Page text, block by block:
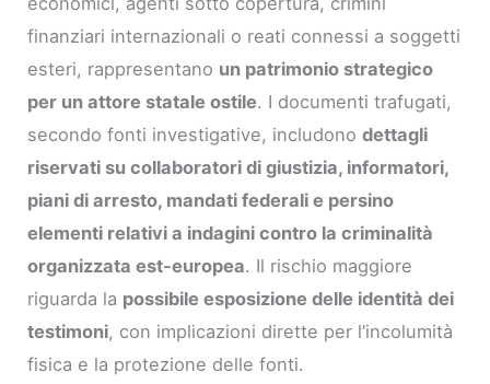
finanziari internazionali o reati connessi a soggetti
esteri, rappresentano un patrimonio strategico
per un attore statale ostile. I documenti trafugati,
secondo fonti investigative, includonodettagli
riservati su collaboratori di giustizia, informatori,
piani di arresto, mandati federali e persino
elementi relativi a indagini contro la criminalità
organizzata est-europea. Il rischio maggiore
riguarda la possibile esposizione delle identità dei
testimoni, con implicazioni dirette per l’incolumità
fisica e la protezione delle fonti.